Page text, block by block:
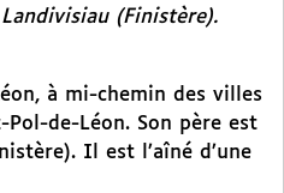
(Finistère).
à mi-chemin des villes
de-Léon. Son père est
Il est l’aîné d’une